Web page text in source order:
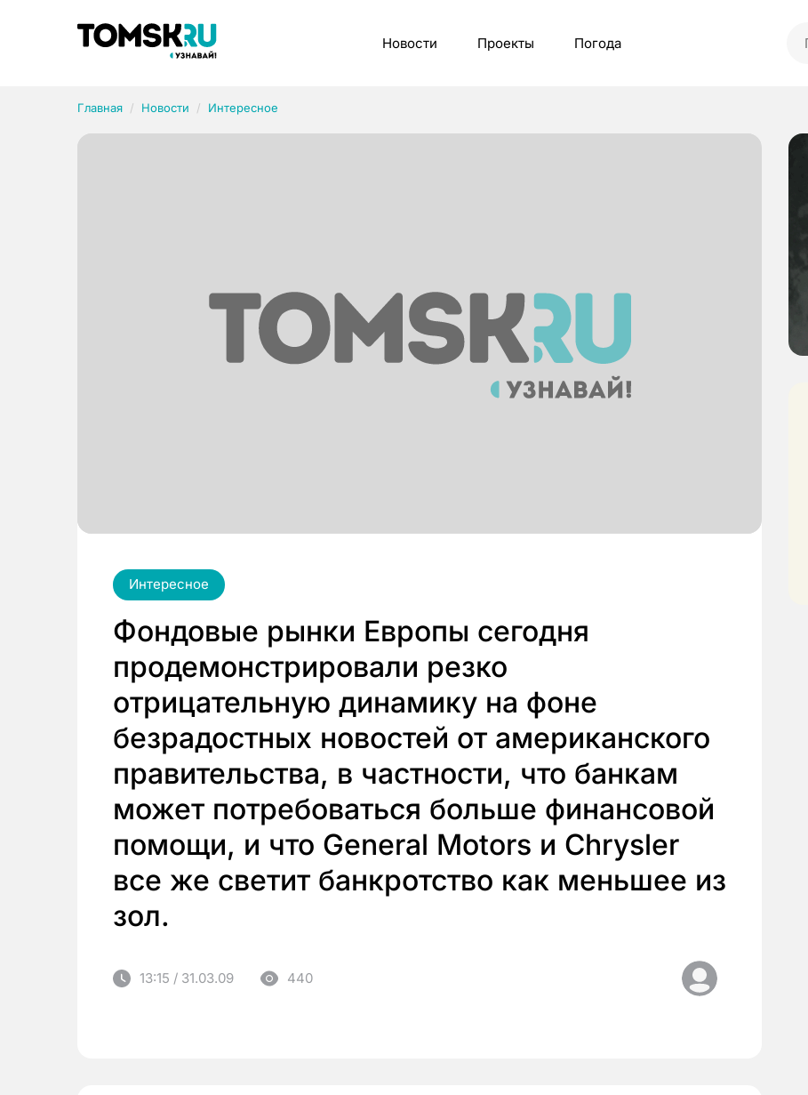
Новости Проекты Погода
Главная Новости Интересное
Интересное
Фондовые рынки Европы сегодня
продемонстрировали резко
отрицательную динамику на фоне
безрадостных новостей от американского
правительства, в частности, что банкам
может потребоваться больше финансовой
помощи, и что General Motors и Chrysler
все же светит банкротство как меньшее из
зол.
13:15 / 31.03.09 440
Рубрики